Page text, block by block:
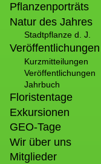
Pflanzenporträts
Natur des Jahres
Stadtpflanze d. J.
Veröffentlichungen
Kurzmitteilungen
Veröffentlichungen
Jahrbuch
Floristentage
Exkursionen
GEO-Tage
Wir über uns
Mitglieder